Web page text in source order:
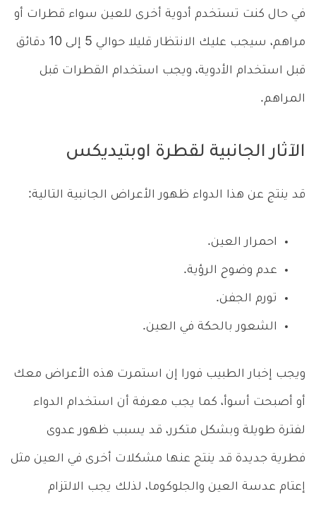
في حال كنت تستخدم أدوية أخرى للعين سواء قطرات أو
مراهم، سيجب عليك الانتظار قليلا حوالي 5 إلى 10 دقائق
قبل استخدام الأدوية، ويجب استخدام القطرات قبل
المراهم.
الآثار الجانبية لقطرة اوبتيديكس
قد ينتج عن هذا الدواء ظهور الأعراض الجانبية التالية:
احمرار العين.
عدم وضوح الرؤية.
تورم الجفن.
الشعور بالحكة في العين.
ويجب إخبار الطبيب فورا إن استمرت هذه الأعراض معك
أو أصبحت أسوأ، كما يجب معرفة أن استخدام الدواء
لفترة طويلة وبشكل متكرر، قد يسبب ظهور عدوى
فطرية جديدة قد ينتج عنها مشكلات أخرى في العين مثل
إعتام عدسة العين والجلوكوما، لذلك يجب الالتزام